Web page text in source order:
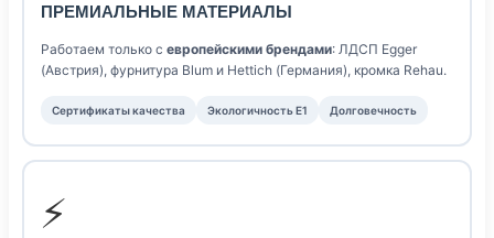
ПРЕМИАЛЬНЫЕ МАТЕРИАЛЫ
Работаем только с европейскими брендами: ЛДСП Egger
(Австрия), фурнитура Blum и Hettich (Германия), кромка Rehau.
Сертификаты качества Экологичность E1 Долговечность
⚡